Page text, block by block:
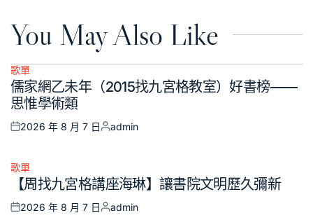
You May Also Like
Posted
in
歌單
儒家網乙未年（2015找九宮格教室）好書榜——
思惟學術類
Posted
2026 年 8 月 7 日
Posted
admin
Posted
歌單
【周找九宮格講座海琳】讓書院文明歷久彌新
Posted
2026 年 8 月 7 日
Posted
admin